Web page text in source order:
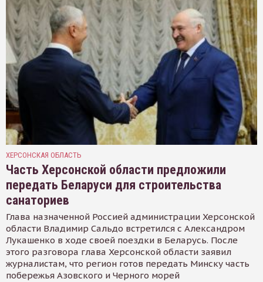
ХЕРСОНСКАЯ ОБЛАСТЬ
Часть Херсонской области предложили
передать Беларуси для строительства
санаториев
Глава назначенной Россией администрации Херсонской
области Владимир Сальдо встретился с Александром
Лукашенко в ходе своей поездки в Беларусь. После
этого разговора глава Херсонской области заявил
журналистам, что регион готов передать Минску часть
побережья Азовского и Черного морей